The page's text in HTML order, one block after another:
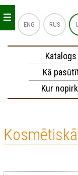
ENG RUS
Katalogs
Kā
Kur
_
_
_